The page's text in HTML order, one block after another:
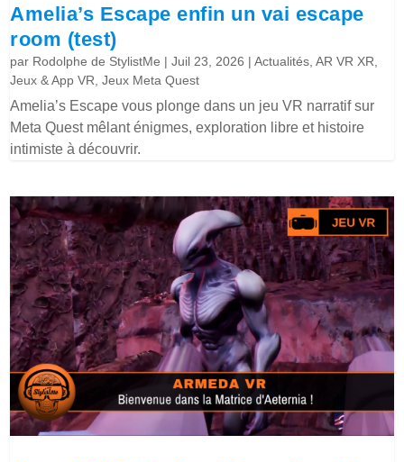
Amelia’s Escape enfin un vai escape
room (test)
par Rodolphe de StylistMe |Juil 23, 2026 |Actualités ,AR VR XR
Jeux & App VR ,Jeux Meta Quest
Amelia’s Escape vous plonge dans un jeu VR narratif sur
Meta Quest mêlant énigmes, exploration libre et histoire
intimiste à découvrir.